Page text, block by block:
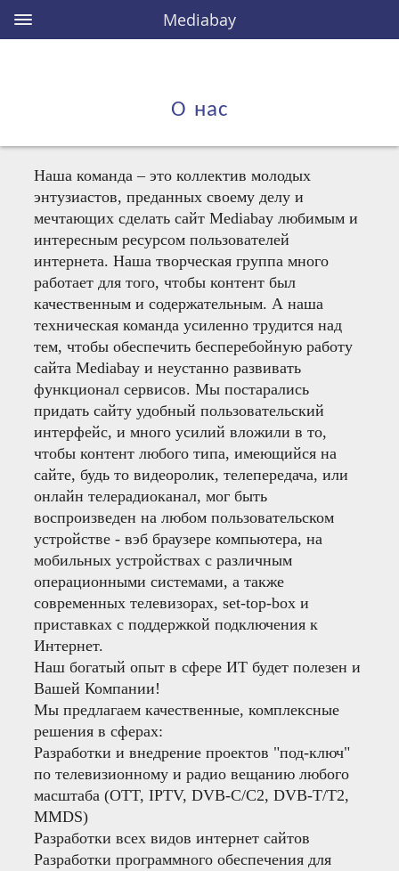
Mediabay
О нас
Наша команда – это коллектив молодых
энтузиастов, преданных своему делу и
мечтающих сделать сайт Mediabay любимым и
интересным ресурсом пользователей
интернета. Наша творческая группа много
работает для того, чтобы контент был
качественным и содержательным. А наша
техническая команда усиленно трудится над
тем, чтобы обеспечить бесперебойную работу
сайта Mediabay и неустанно развивать
функционал сервисов. Мы постарались
придать сайту удобный пользовательский
интерфейс, и много усилий вложили в то,
чтобы контент любого типа, имеющийся на
сайте, будь то видеоролик, телепередача, или
онлайн телерадиоканал, мог быть
воспроизведен на любом пользовательском
устройстве - вэб браузере компьютера, на
мобильных устройствах с различным
операционными системами, а также
современных телевизорах, set-top-box и
приставках с поддержкой подключения к
Интернет.
Наш богатый опыт в сфере ИТ будет полезен и
Вашей Компании!
Мы предлагаем качественные, комплексные
решения в сферах:
Разработки и внедрение проектов "под-ключ"
по телевизионному и радио вещанию любого
масштаба (OTT, IPTV, DVB-C/C2, DVB-T/T2,
MMDS)
Разработки всех видов интернет сайтов
Разработки программного обеспечения для